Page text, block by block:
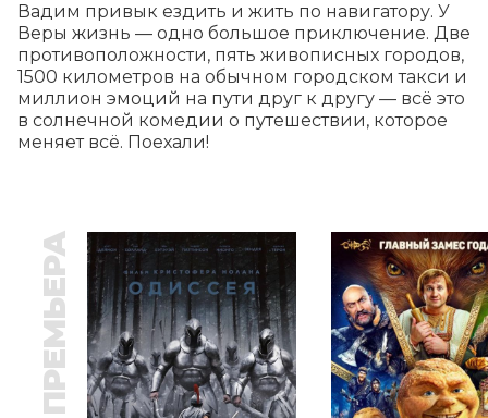
Вадим привык ездить и жить по навигатору. У
Веры жизнь — одно большое приключение. Две
противоположности, пять живописных городов,
1500 километров на обычном городском такси и
миллион эмоций на пути друг к другу — всё это
в солнечной комедии о путешествии, которое
меняет всё. Поехали!
ПРЕМЬЕРА